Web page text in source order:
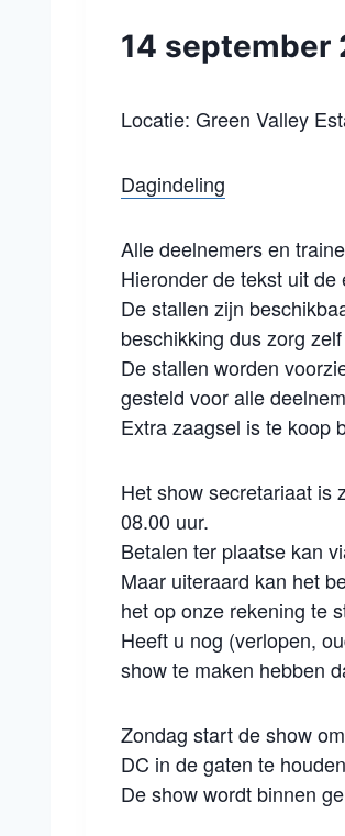
14 september
Locatie: Green Valley
Dagindeling
Alle deelnemers en
Hieronder de tekst uit de
De stallen zijn
beschikking dus zorg
De stallen worden
gesteld voor alle
Extra zaagsel is te koop
Het show secretariaat is
08.00 uur.
Betalen ter plaatse kan
Maar uiteraard kan het
het op onze rekening te
Heeft u nog (verlopen,
show te maken hebben
Zondag start de show
DC in de gaten te
De show wordt binnen